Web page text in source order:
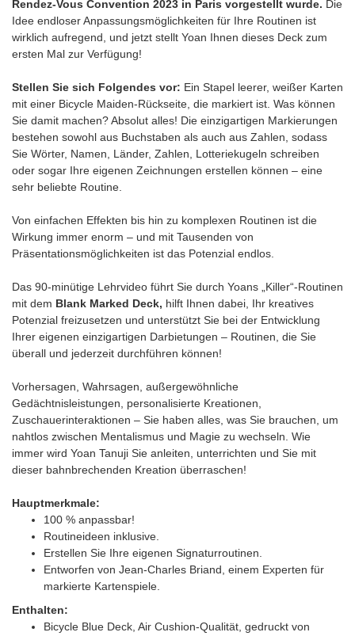
Rendez-Vous Convention 2023 in Paris vorgestellt wurde. Die
Idee endloser Anpassungsmöglichkeiten für Ihre Routinen ist
wirklich aufregend, und jetzt stellt Yoan Ihnen dieses Deck zum
ersten Mal zur Verfügung!
Stellen Sie sich Folgendes vor: Ein Stapel leerer, weißer Karten
mit einer Bicycle Maiden-Rückseite, die markiert ist. Was können
Sie damit machen? Absolut alles! Die einzigartigen Markierungen
bestehen sowohl aus Buchstaben als auch aus Zahlen, sodass
Sie Wörter, Namen, Länder, Zahlen, Lotteriekugeln schreiben
oder sogar Ihre eigenen Zeichnungen erstellen können – eine
sehr beliebte Routine.
Von einfachen Effekten bis hin zu komplexen Routinen ist die
Wirkung immer enorm – und mit Tausenden von
Präsentationsmöglichkeiten ist das Potenzial endlos.
Das 90-minütige Lehrvideo führt Sie durch Yoans „Killer“-Routinen
mit dem Blank Marked Deck, hilft Ihnen dabei, Ihr kreatives
Potenzial freizusetzen und unterstützt Sie bei der Entwicklung
Ihrer eigenen einzigartigen Darbietungen – Routinen, die Sie
überall und jederzeit durchführen können!
Vorhersagen, Wahrsagen, außergewöhnliche
Gedächtnisleistungen, personalisierte Kreationen,
Zuschauerinteraktionen – Sie haben alles, was Sie brauchen, um
nahtlos zwischen Mentalismus und Magie zu wechseln. Wie
immer wird Yoan Tanuji Sie anleiten, unterrichten und Sie mit
dieser bahnbrechenden Kreation überraschen!
Hauptmerkmale:
100 % anpassbar!
Routineideen inklusive.
Erstellen Sie Ihre eigenen Signaturroutinen.
Entworfen von Jean-Charles Briand, einem Experten für
markierte Kartenspiele.
Enthalten:
Bicycle Blue Deck, Air Cushion-Qualität, gedruckt von